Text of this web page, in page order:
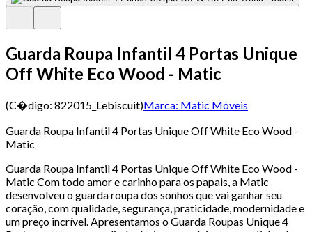
Guarda Roupa Infantil 4 Portas Unique
Off White Eco Wood - Matic
(C�digo: 822015_Lebiscuit)Marca: Matic Móveis
Guarda Roupa Infantil 4 Portas Unique Off White Eco Wood -
Matic
Guarda Roupa Infantil 4 Portas Unique Off White Eco Wood -
Matic Com todo amor e carinho para os papais, a Matic
desenvolveu o guarda roupa dos sonhos que vai ganhar seu
coração, com qualidade, segurança, praticidade, modernidade e
um preço incrível. Apresentamos o Guarda Roupas Unique 4